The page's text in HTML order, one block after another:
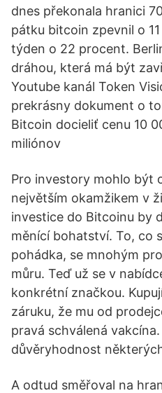
dnes překonala hranici
pátku bitcoin zpevnil o
týden o 22 procent.
dráhou, která má být
Youtube kanál Token
prekrásny dokument o
Bitcoin docieliť cenu 10
miliónov
Pro investory mohlo být
největším okamžikem v
investice do Bitcoinu by
měnící bohatství. To, co
pohádka, se mnohým
můru. Teď už se v
konkrétní značkou.
záruku, že mu od
pravá schválená
důvěryhodnost
A odtud směřoval na